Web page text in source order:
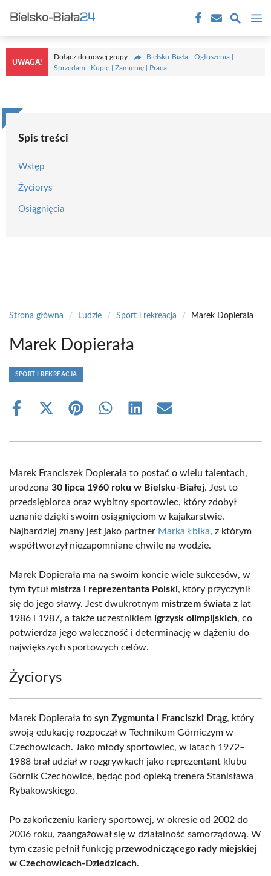
treści
UWAGA!
Dołącz do nowej grupy
Bielsko-Biała - Ogłoszenia |
Sprzedam | Kupię | Zamienię | Praca
Spis treści
Wstęp
Życiorys
Osiągnięcia
Strona główna / Ludzie / Sport i rekreacja / Marek Dopierała
Marek Dopierała
SPORT I REKREACJA
Share
Share
(Twitter)
Share Share Share Share
Marek Franciszek Dopierała to postać o wielu talentach,
urodzona 30 lipca 1960 roku w Bielsku-Białej. Jest to
przedsiębiorca oraz wybitny sportowiec, który zdobył
uznanie dzięki swoim osiągnięciom w kajakarstwie.
Najbardziej znany jest jako partner Marka Łbika, z którym
współtworzył niezapomniane chwile na wodzie.
Marek Dopierała ma na swoim koncie wiele sukcesów, w
tym tytuł mistrza i reprezentanta Polski, który przyczynił
się do jego sławy. Jest dwukrotnym mistrzem świata z lat
1986 i 1987, a także uczestnikiem igrzysk olimpijskich, co
potwierdza jego waleczność i determinację w dążeniu do
największych sportowych celów.
Życiorys
Marek Dopierała to syn Zygmunta i Franciszki Drąg, który
swoją edukację rozpoczął w Technikum Górniczym w
Czechowicach. Jako młody sportowiec, w latach 1972–
1988 brał udział w rozgrywkach jako reprezentant klubu
Górnik Czechowice, będąc pod opieką trenera Stanisława
Rybakowskiego.
Po zakończeniu kariery sportowej, w okresie od 2002 do
2006 roku, zaangażował się w działalność samorządową. W
tym czasie pełnił funkcję przewodniczącego rady miejskiej
w Czechowicach-Dziedzicach.